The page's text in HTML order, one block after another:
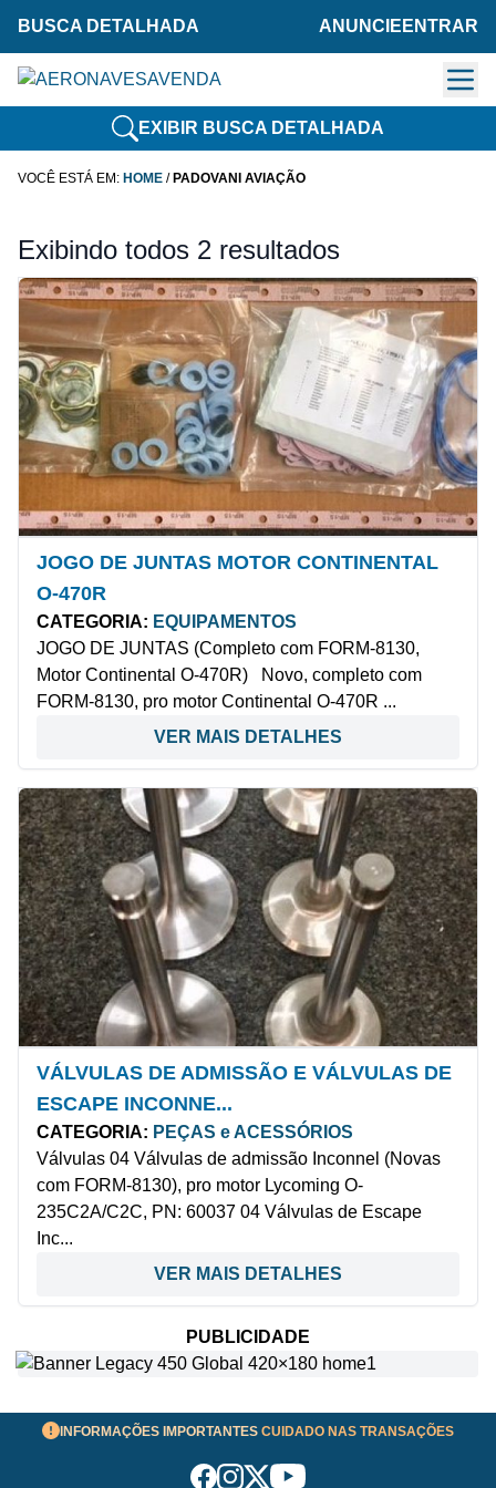
BUSCA DETALHADA ANUNCIE ENTRAR
EXIBIR BUSCA DETALHADA
VOCÊ ESTÁ EM: HOME / PADOVANI AVIAÇÃO
Exibindo todos 2 resultados
JOGO DE JUNTAS MOTOR CONTINENTAL
O-470R
CATEGORIA: EQUIPAMENTOS
JOGO DE JUNTAS (Completo com FORM-8130,
Motor Continental O-470R) Novo, completo com
FORM-8130, pro motor Continental O-470R ...
VER MAIS DETALHES
VÁLVULAS DE ADMISSÃO E VÁLVULAS DE
ESCAPE INCONNE...
CATEGORIA: PEÇAS e ACESSÓRIOS
Válvulas 04 Válvulas de admissão Inconnel (Novas
com FORM-8130), pro motor Lycoming O-
235C2A/C2C, PN: 60037 04 Válvulas de Escape
Inc...
VER MAIS DETALHES
PUBLICIDADE
INFORMAÇÕES IMPORTANTES CUIDADO NAS TRANSAÇÕES